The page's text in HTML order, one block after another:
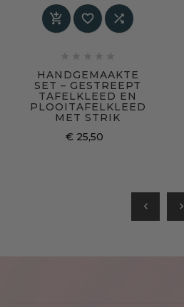
  
HANDGEMAAKTE
SET – GESTREEPT
TAFELKLEED EN
PLOOITAFELKLEED
MET STRIK
€ 25,50
chevron_left chevron_right